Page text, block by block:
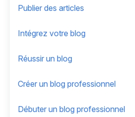
Publier des articles
Intégrez votre blog
Réussir un blog
Créer un blog professionnel
Débuter un blog professionnel